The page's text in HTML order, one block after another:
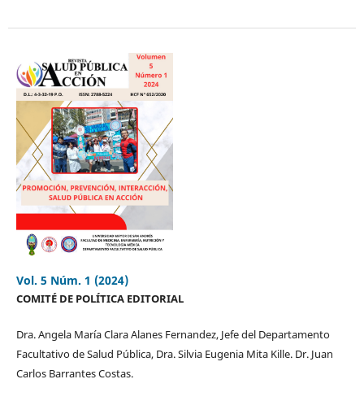
Vol. 5 Núm. 1 (2024)
COMITÉ DE POLÍTICA EDITORIAL
Dra. Angela María Clara Alanes Fernandez, Jefe del Departamento
Facultativo de Salud Pública, Dra. Silvia Eugenia Mita Kille. Dr. Juan
Carlos Barrantes Costas.